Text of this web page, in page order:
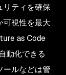
リティを確保
可視性を最大
as Code
動化できる
ールなどは管